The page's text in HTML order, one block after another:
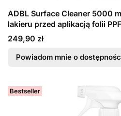
ADBL Surface Cleaner 5000
lakieru przed aplikacją folii PPF
Cena
249,90 zł
Powiadom mnie o
Bestseller